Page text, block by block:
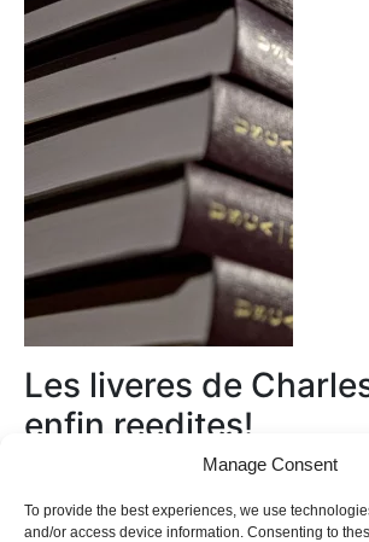
Manage Consent
To provide the best experiences, we use
and/or access device information. Consenting to
Les liveres de
enfin reedites!